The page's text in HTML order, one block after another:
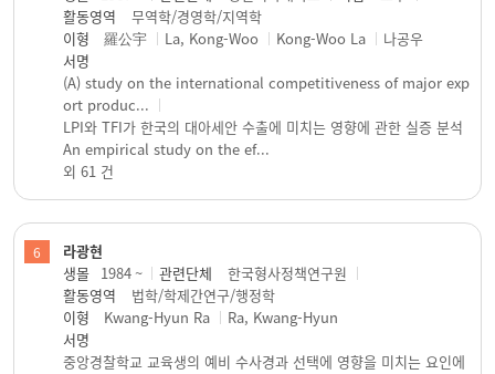
활동영역
무역학/경영학/지역학
이형
羅公宇 La, Kong-Woo Kong-Woo La
나공우
서명
(A) study on the international competitiveness of major exp
ort produc...
LPI와 TFI가 한국의 대아세안 수출에 미치는 영향에 관한 실증 분석
An empirical study on the ef...
외 61 건
6
라광현
생몰 1984 ~ 관련단체
한국형사정책연구원
활동영역
법학/학제간연구/행정학
이형
Kwang-Hyun Ra
Ra, Kwang-Hyun
서명
중앙경찰학교 교육생의 예비 수사경과 선택에 영향을 미치는 요인에